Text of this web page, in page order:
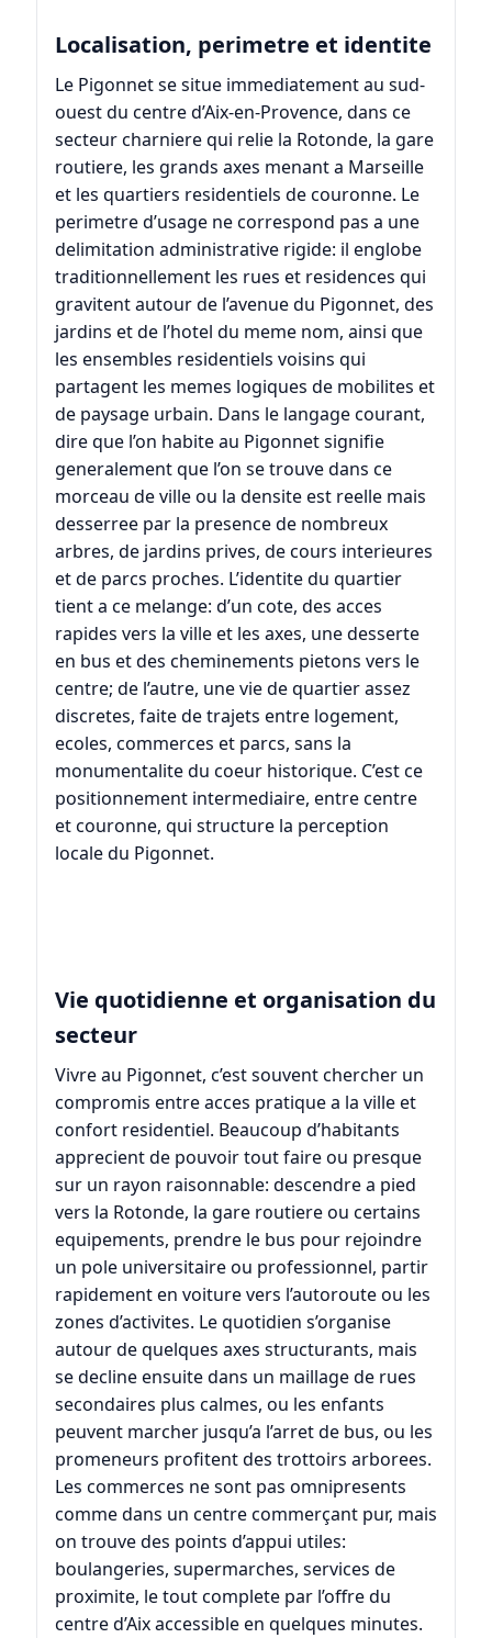
Localisation, perimetre et identite
Le Pigonnet se situe immediatement au sud-
ouest du centre d’Aix-en-Provence, dans ce
secteur charniere qui relie la Rotonde, la gare
routiere, les grands axes menant a Marseille
et les quartiers residentiels de couronne. Le
perimetre d’usage ne correspond pas a une
delimitation administrative rigide: il englobe
traditionnellement les rues et residences qui
gravitent autour de l’avenue du Pigonnet, des
jardins et de l’hotel du meme nom, ainsi que
les ensembles residentiels voisins qui
partagent les memes logiques de mobilites et
de paysage urbain. Dans le langage courant,
dire que l’on habite au Pigonnet signifie
generalement que l’on se trouve dans ce
morceau de ville ou la densite est reelle mais
desserree par la presence de nombreux
arbres, de jardins prives, de cours interieures
et de parcs proches. L’identite du quartier
tient a ce melange: d’un cote, des acces
rapides vers la ville et les axes, une desserte
en bus et des cheminements pietons vers le
centre; de l’autre, une vie de quartier assez
discretes, faite de trajets entre logement,
ecoles, commerces et parcs, sans la
monumentalite du coeur historique. C’est ce
positionnement intermediaire, entre centre
et couronne, qui structure la perception
locale du Pigonnet.
Vie quotidienne et organisation du
secteur
Vivre au Pigonnet, c’est souvent chercher un
compromis entre acces pratique a la ville et
confort residentiel. Beaucoup d’habitants
apprecient de pouvoir tout faire ou presque
sur un rayon raisonnable: descendre a pied
vers la Rotonde, la gare routiere ou certains
equipements, prendre le bus pour rejoindre
un pole universitaire ou professionnel, partir
rapidement en voiture vers l’autoroute ou les
zones d’activites. Le quotidien s’organise
autour de quelques axes structurants, mais
se decline ensuite dans un maillage de rues
secondaires plus calmes, ou les enfants
peuvent marcher jusqu’a l’arret de bus, ou les
promeneurs profitent des trottoirs arborees.
Les commerces ne sont pas omnipresents
comme dans un centre commerçant pur, mais
on trouve des points d’appui utiles:
boulangeries, supermarches, services de
proximite, le tout complete par l’offre du
centre d’Aix accessible en quelques minutes.